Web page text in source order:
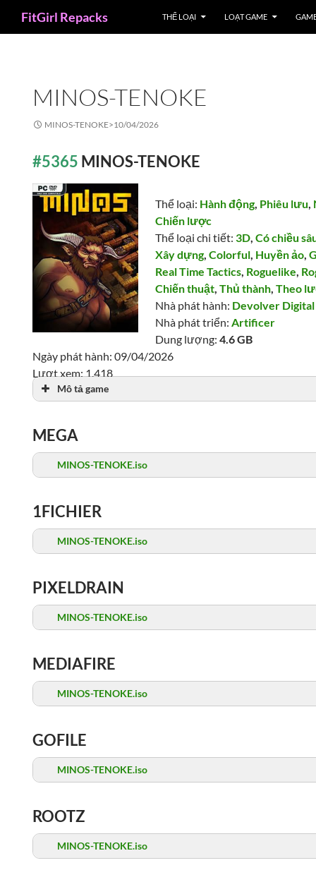
FitGirl Repacks THỂ LOẠI LOẠT GAME
MINOS-TENOKE
MINOS-TENOKE>10/04/2026
#5365 MINOS-TENOKE
Thể loại: Hành động, Phiêu lưu,
Chiến lược
Thể loại chi tiết: 3D,Có chiều
Xây dựng,Colorful, Huyền ảo,
Real Time Tactics, Roguelike,
Chiến thuật,Thủ thành,Theo
Nhà phát hành: Devolver Digital
Nhà phát triển:Artificer
Dung lượng:4.6 GB
Ngày phát hành: 09/04/2026
Lượt xem: 1,418
Mô tả game
MEGA
MINOS-TENOKE.iso
1FICHIER
MINOS-TENOKE.iso
PIXELDRAIN
MINOS-TENOKE.iso
MEDIAFIRE
MINOS-TENOKE.iso
GOFILE
MINOS-TENOKE.iso
ROOTZ
MINOS-TENOKE.iso